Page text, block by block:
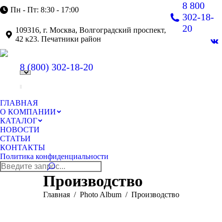
Пн - Пт: 8:30 - 17:00
109316, г. Москва, Волгоградский проспект,
42 к23. Печатники район
8 800
302-18-
20
8 (800) 302-18-20
ГЛАВНАЯ
О КОМПАНИИ
КАТАЛОГ
НОВОСТИ
СТАТЬИ
КОНТАКТЫ
Политика конфиденциальности
Поиск:
Производство
Вы здесь:
Главная Photo Album Производство